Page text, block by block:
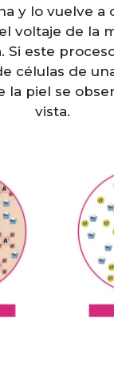
y lo vuelve a
voltaje de la
Si este
células de
la piel se
vista.